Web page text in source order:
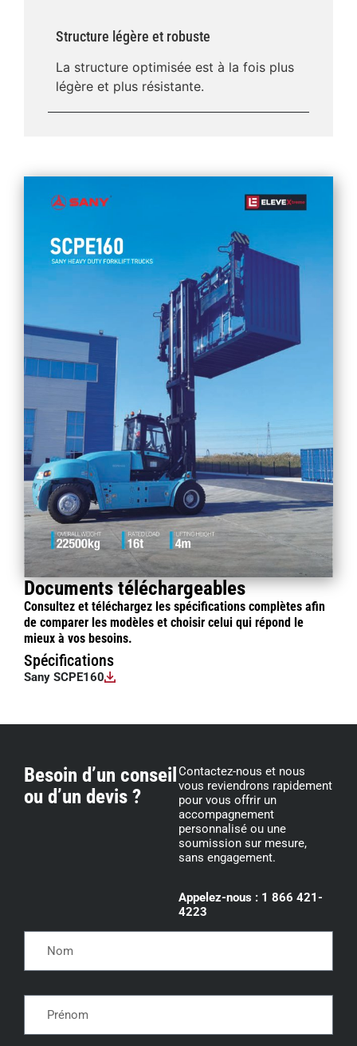
Structure légère et robuste
La structure optimisée est à la fois plus
légère et plus résistante.
Documents téléchargeables
Consultez et téléchargez les spécifications complètes afin
de comparer les modèles et choisir celui qui répond le
mieux à vos besoins.
Spécifications
Sany SCPE160
Besoin d’un conseil
ou d’un devis ?
Contactez-nous et nous
vous reviendrons rapidement
pour vous offrir un
accompagnement
personnalisé ou une
soumission sur mesure,
sans engagement.
Appelez-nous : 1 866 421-
4223